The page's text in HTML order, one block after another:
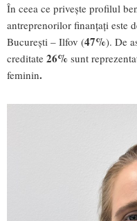
În ceea ce privește profilul
antreprenorilor finanțați este
București – Ilfov (47%). De
creditate 26% sunt
feminin.